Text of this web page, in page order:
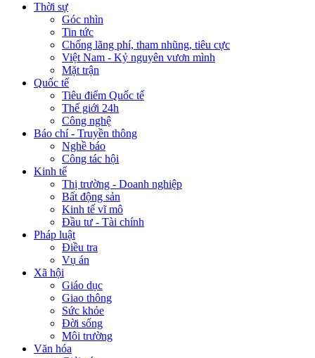
Thời sự
Góc nhìn
Tin tức
Chống lãng phí, tham nhũng, tiêu cực
Việt Nam - Kỷ nguyên vươn mình
Mặt trận
Quốc tế
Tiêu điểm Quốc tế
Thế giới 24h
Công nghệ
Báo chí - Truyền thông
Nghề báo
Công tác hội
Kinh tế
Thị trường - Doanh nghiệp
Bất động sản
Kinh tế vĩ mô
Đầu tư - Tài chính
Pháp luật
Điều tra
Vụ án
Xã hội
Giáo dục
Giao thông
Sức khỏe
Đời sống
Môi trường
Văn hóa